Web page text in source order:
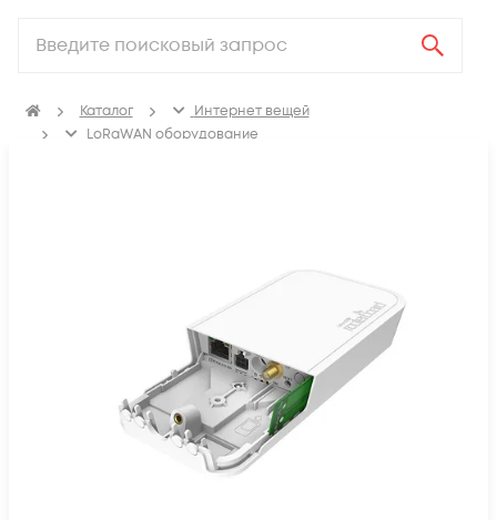
Каталог
Интернет вещей
LoRaWAN оборудование